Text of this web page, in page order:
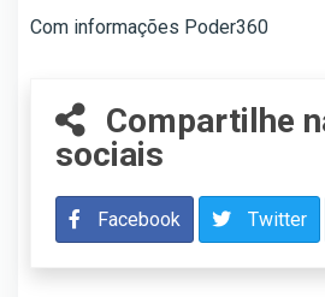
Com informações Poder360
Compartilhe
sociais
Facebook Twitter